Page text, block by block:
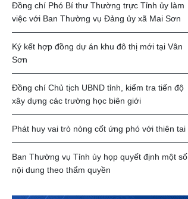
Đồng chí Phó Bí thư Thường trực Tỉnh ủy làm
việc với Ban Thường vụ Đảng ủy xã Mai Sơn
Ký kết hợp đồng dự án khu đô thị mới tại Vân
Sơn
Đồng chí Chủ tịch UBND tỉnh, kiểm tra tiến độ
xây dựng các trường học biên giới
Phát huy vai trò nòng cốt ứng phó với thiên tai
Ban Thường vụ Tỉnh ủy họp quyết định một số
nội dung theo thẩm quyền